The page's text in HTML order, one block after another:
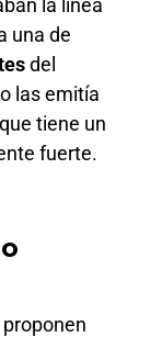
la línea
una de
del
las emitía
tiene un
fuerte.